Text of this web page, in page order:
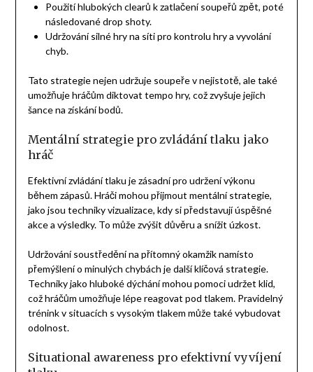
Použití hlubokých clearů k zatlačení soupeřů zpět, poté
následované drop shoty.
Udržování silné hry na síti pro kontrolu hry a vyvolání
chyb.
Tato strategie nejen udržuje soupeře v nejistotě, ale také
umožňuje hráčům diktovat tempo hry, což zvyšuje jejich
šance na získání bodů.
Mentální strategie pro zvládání tlaku jako
hráč
Efektivní zvládání tlaku je zásadní pro udržení výkonu
během zápasů. Hráči mohou přijmout mentální strategie,
jako jsou techniky vizualizace, kdy si představují úspěšné
akce a výsledky. To může zvýšit důvěru a snížit úzkost.
Udržování soustředění na přítomný okamžik namísto
přemýšlení o minulých chybách je další klíčová strategie.
Techniky jako hluboké dýchání mohou pomoci udržet klid,
což hráčům umožňuje lépe reagovat pod tlakem. Pravidelný
trénink v situacích s vysokým tlakem může také vybudovat
odolnost.
Situational awareness pro efektivní vyvíjení